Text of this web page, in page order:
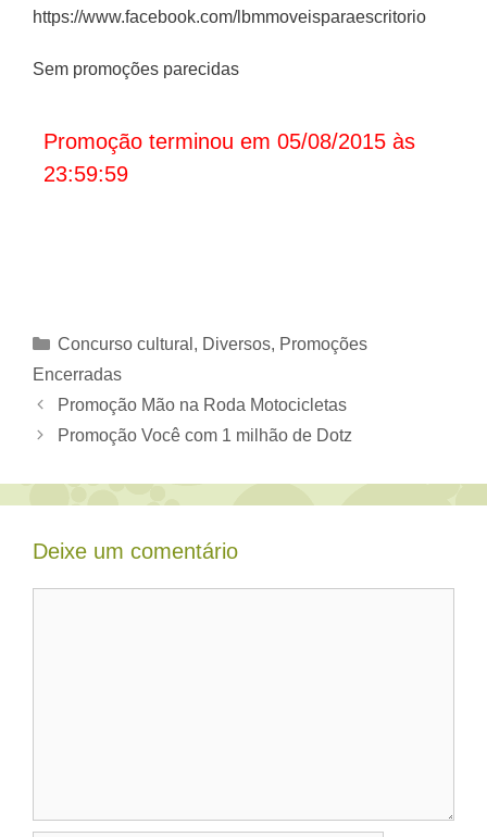
https://www.facebook.com/lbmmoveisparaescritorio
Sem promoções parecidas
Promoção terminou em 05/08/2015 às
23:59:59
Categorias
Concurso cultural , Diversos, Promoções
Encerradas
Promoção Mão na Roda Motocicletas
Promoção Você com 1 milhão de Dotz
Deixe um comentário